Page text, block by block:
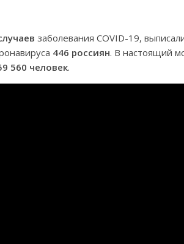
заболевания COVID-19,
446 россиян. В настоящий
560 человек.